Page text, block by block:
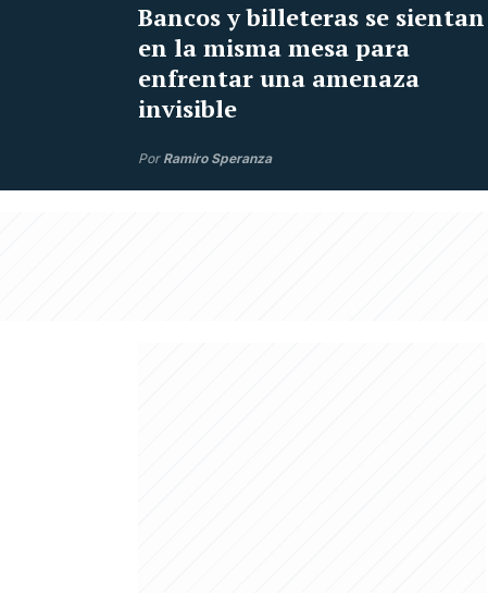
Bancos y billeteras se sientan
en la misma mesa para
enfrentar una amenaza
invisible
Por Ramiro Speranza